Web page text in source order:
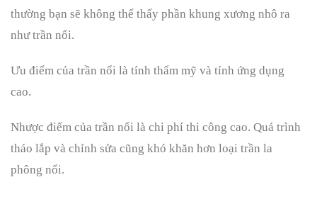
thường bạn sẽ không thể thấy phần khung xương nhô ra
như trần nổi.
Ưu điểm của trần nổi là tính thẩm mỹ và tính ứng dụng
cao.
Nhược điểm của trần nổi là chi phí thi công cao. Quá trình
tháo lắp và chỉnh sửa cũng khó khăn hơn loại trần la
phông nổi.